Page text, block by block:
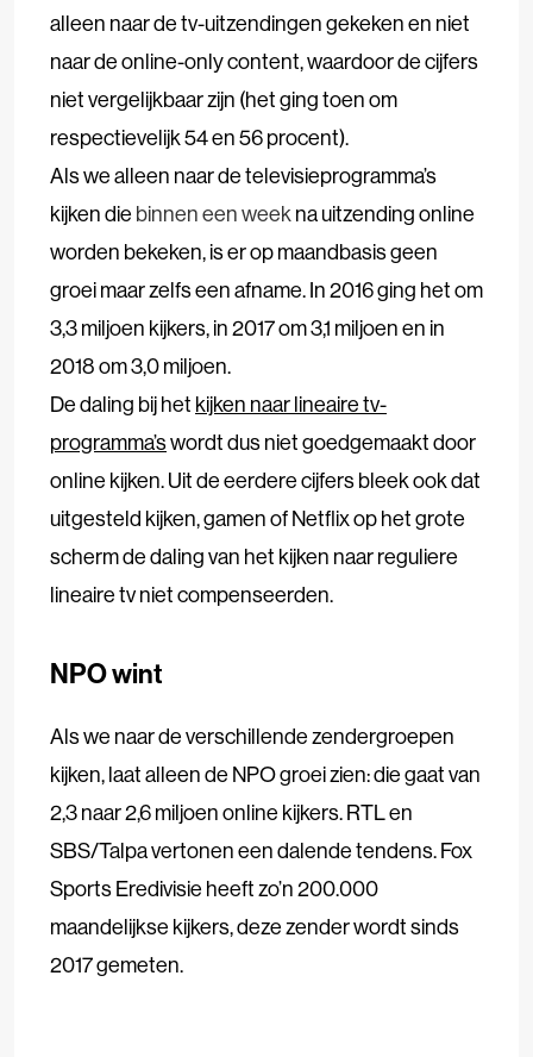
alleen naar de tv-uitzendingen gekeken en niet
naar de online-only content, waardoor de cijfers
niet vergelijkbaar zijn (het ging toen om
respectievelijk 54 en 56 procent).
Als we alleen naar de televisieprogramma’s
kijken die binnen een weekna uitzending online
worden bekeken, is er op maandbasis geen
groei maar zelfs een afname. In 2016 ging het om
3,3 miljoen kijkers, in 2017 om 3,1 miljoen en in
2018 om 3,0 miljoen.
De daling bij het kijken naar lineaire tv-
programma’swordt dus niet goedgemaakt door
online kijken. Uit de eerdere cijfers bleek ook dat
uitgesteld kijken, gamen of Netflix op het grote
scherm de daling van het kijken naar reguliere
lineaire tv niet compenseerden.
NPO wint
Als we naar de verschillende zendergroepen
kijken, laat alleen de NPO groei zien: die gaat van
2,3 naar 2,6 miljoen online kijkers. RTL en
SBS/Talpa vertonen een dalende tendens. Fox
Sports Eredivisie heeft zo’n 200.000
maandelijkse kijkers, deze zender wordt sinds
2017 gemeten.